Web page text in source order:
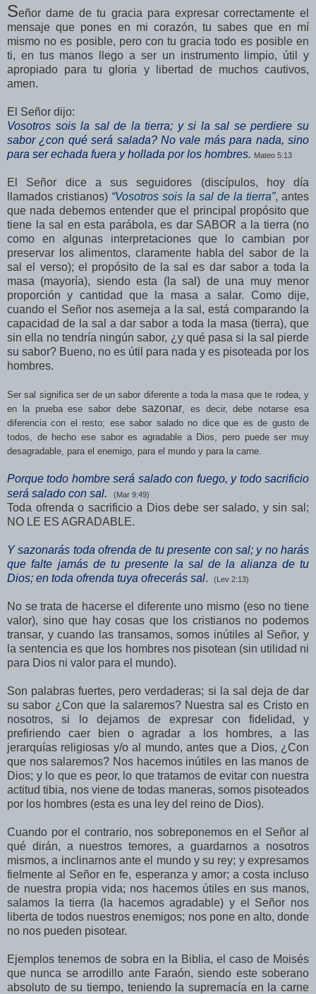
Señor dame de tu gracia para expresar correctamente el
mensaje que pones en mi corazón, tu sabes que en mí
mismo no es posible, pero con tu gracia todo es posible en
ti, en tus manos llego a ser un instrumento limpio, útil y
apropiado para tu gloria y libertad de muchos cautivos,
amen.
El Señor dijo:
Vosotros sois la sal de la tierra; y si la sal se perdiere su
sabor ¿con qué será salada? No vale más para nada, sino
para ser echada fuera y hollada por los hombres. Mateo 5:13
El Señor dice a sus seguidores (discípulos, hoy día
llamados cristianos) “Vosotros sois la sal de la tierra”, antes
que nada debemos entender que el principal propósito que
tiene la sal en esta parábola, es dar SABOR a la tierra (no
como en algunas interpretaciones que lo cambian por
preservar los alimentos, claramente habla del sabor de la
sal el verso); el propósito de la sal es dar sabor a toda la
masa (mayoría), siendo esta (la sal) de una muy menor
proporción y cantidad que la masa a salar. Como dije,
cuando el Señor nos asemeja a la sal, está comparando la
capacidad de la sal a dar sabor a toda la masa (tierra), que
sin ella no tendría ningún sabor, ¿y qué pasa si la sal pierde
su sabor? Bueno, no es útil para nada y es pisoteada por los
hombres.
Ser sal significa ser de un sabor diferente a toda la masa que te rodea, y
en la prueba ese sabor debe sazonar, es decir, debe notarse esa
diferencia con el resto; ese sabor salado no dice que es de gusto de
todos, de hecho ese sabor es agradable a Dios, pero puede ser muy
desagradable, para el enemigo, para el mundo y para la carne.
Porque todo hombre será salado con fuego, y todo sacrificio
será salado con sal.
(Mar 9:49)
Toda ofrenda o sacrificio a Dios debe ser salado, y sin sal;
NO LE ES AGRADABLE.
Y sazonarás toda ofrenda de tu presente con sal; y no harás
que falte jamás de tu presente la sal de la alianza de tu
Dios; en toda ofrenda tuya ofrecerás sal. (Lev 2:13)
No se trata de hacerse el diferente uno mismo (eso no tiene
valor), sino que hay cosas que los cristianos no podemos
transar, y cuando las transamos, somos inútiles al Señor, y
la sentencia es que los hombres nos pisotean (sin utilidad ni
para Dios ni valor para el mundo).
Son palabras fuertes, pero verdaderas; si la sal deja de dar
su sabor ¿Con que la salaremos? Nuestra sal es Cristo en
nosotros, si lo dejamos de expresar con fidelidad, y
prefiriendo caer bien o agradar a los hombres, a las
jerarquías religiosas y/o al mundo, antes que a Dios, ¿Con
que nos salaremos? Nos hacemos inútiles en las manos de
Dios; y lo que es peor, lo que tratamos de evitar con nuestra
actitud tibia, nos viene de todas maneras, somos pisoteados
por los hombres (esta es una ley del reino de Dios).
Cuando por el contrario, nos sobreponemos en el Señor al
qué dirán, a nuestros temores, a guardarnos a nosotros
mismos, a inclinarnos ante el mundo y su rey; y expresamos
fielmente al Señor en fe, esperanza y amor; a costa incluso
de nuestra propia vida; nos hacemos útiles en sus manos,
salamos la tierra (la hacemos agradable) y el Señor nos
liberta de todos nuestros enemigos; nos pone en alto, donde
no nos pueden pisotear.
Ejemplos tenemos de sobra en la Biblia, el caso de Moisés
que nunca se arrodillo ante Faraón, siendo este soberano
absoluto de su tiempo, teniendo la supremacía en la carne